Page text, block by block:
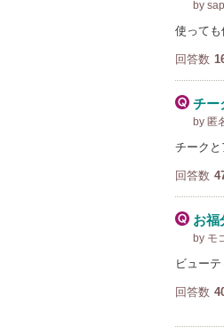
by
使って
回答数
チー
by 匿
チーク
回答数
お福
by モ
ビュー
回答数